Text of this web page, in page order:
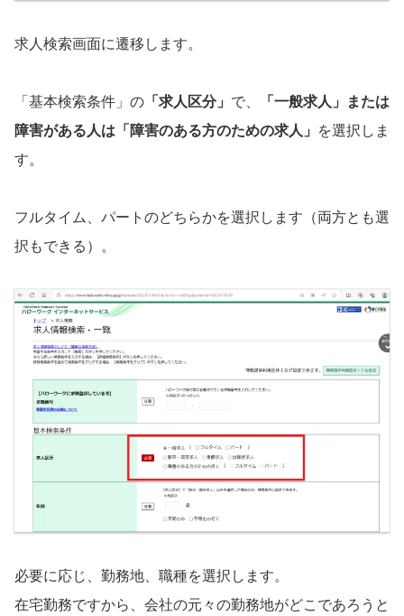
求人検索画面に遷移します。
「基本検索条件」の 「求人区分」 で、
「一般求人」または
障害がある人は「障害のある方のための求人」 を選択しま
す。
フルタイム、パートのどちらかを選択します（両方とも選
択もできる）。
必要に応じ、勤務地、職種を選択します。
在宅勤務ですから、会社の元々の勤務地がどこであろうと